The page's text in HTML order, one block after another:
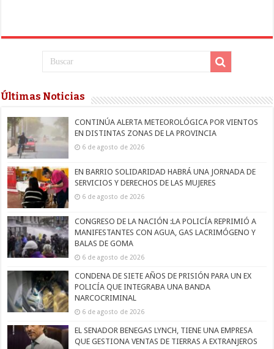
Últimas Noticias
CONTINÚA ALERTA METEOROLÓGICA POR VIENTOS
EN DISTINTAS ZONAS DE LA PROVINCIA
6 de agosto de 2026
EN BARRIO SOLIDARIDAD HABRÁ UNA JORNADA DE
SERVICIOS Y DERECHOS DE LAS MUJERES
6 de agosto de 2026
CONGRESO DE LA NACIÓN :LA POLICÍA REPRIMIÓ A
MANIFESTANTES CON AGUA, GAS LACRIMÓGENO Y
BALAS DE GOMA
6 de agosto de 2026
CONDENA DE SIETE AÑOS DE PRISIÓN PARA UN EX
POLICÍA QUE INTEGRABA UNA BANDA
NARCOCRIMINAL
6 de agosto de 2026
EL SENADOR BENEGAS LYNCH, TIENE UNA EMPRESA
QUE GESTIONA VENTAS DE TIERRAS A EXTRANJEROS